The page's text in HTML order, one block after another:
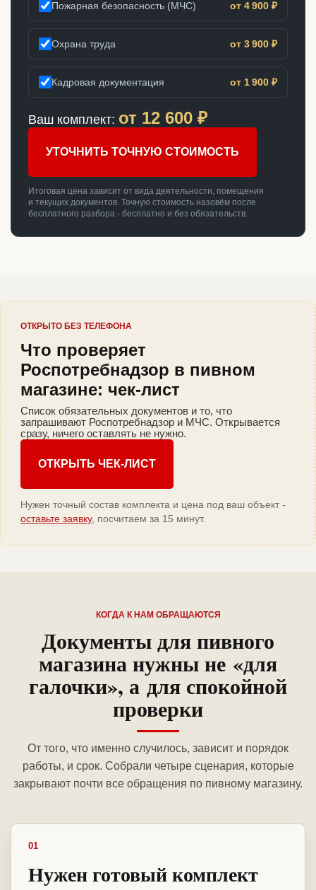
Пожарная безопасность (МЧС) от 4 900 ₽
Охрана труда от 3 900 ₽
Кадровая документация от 1 900 ₽
Ваш комплект: от 12 600 ₽
УТОЧНИТЬ ТОЧНУЮ СТОИМОСТЬ
Итоговая цена зависит от вида деятельности, помещения
и текущих документов. Точную стоимость назовём после
бесплатного разбора - бесплатно и без обязательств.
ОТКРЫТО БЕЗ ТЕЛЕФОНА
Что проверяет
Роспотребнадзор в пивном
магазине: чек-лист
Список обязательных документов и то, что
запрашивают Роспотребнадзор и МЧС. Открывается
сразу, ничего оставлять не нужно.
ОТКРЫТЬ ЧЕК-ЛИСТ
Нужен точный состав комплекта и цена под ваш объект -
оставьте заявку, посчитаем за 15 минут.
КОГДА К НАМ ОБРАЩАЮТСЯ
Документы для пивного
магазина нужны не «для
галочки», а для спокойной
проверки
От того, что именно случилось, зависит и порядок
работы, и срок. Собрали четыре сценария, которые
закрывают почти все обращения по пивному магазину.
01
Нужен готовый комплект